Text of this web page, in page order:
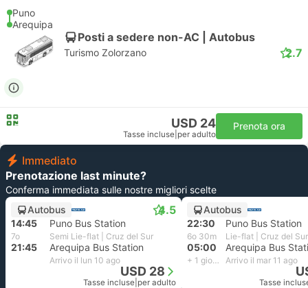
Puno
Arequipa
Posti a sedere non-AC | Autobus
Turismo Zolorzano 2.7
USD 24
Tasse incluse per adulto
Prenota ora
Immediato
Prenotazione last minute?
Conferma immediata sulle nostre migliori scelte
Autobus
4.5
14:45 Puno Bus Station
7o Semi Lie-flat | Cruz del Sur
21:45 Arequipa Bus Station
Arrivo il lun 10 ago
USD 28
Tasse incluse per adulto
Autobus
22:30
Puno Bus Station
6o 30m Lie-flat | Cruz del Sur
05:00 Arequipa Bus
+ 1 giorno Arrivo il mar 11 ago
Tasse